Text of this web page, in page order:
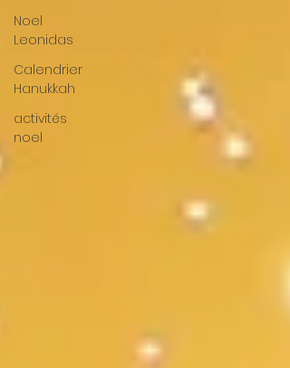
Noel
Leonidas
Calendrier
Hanukkah
activités
noel